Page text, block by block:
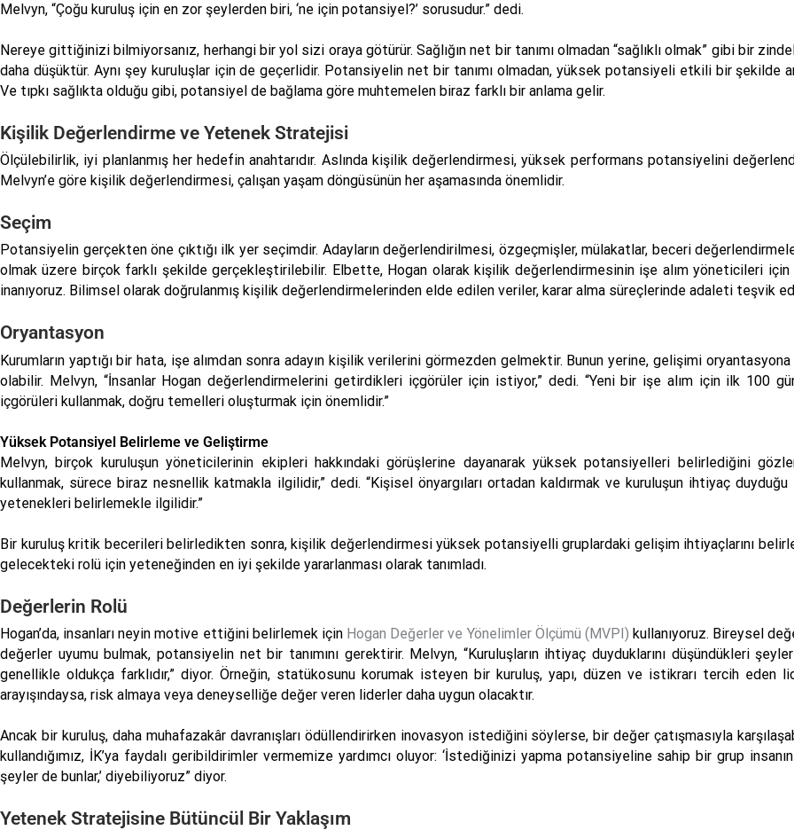
Melvyn, “Çoğu kuruluş için en zor şeylerden biri, ‘ne için potansiyel?’ sorusudur.” dedi.
Nereye gittiğinizi bilmiyorsanız, herhangi bir yol sizi oraya götürür. Sağlığın net bir tanımı olmadan “sağlıklı olmak” gibi bir
daha düşüktür. Aynı şey kuruluşlar için de geçerlidir. Potansiyelin net bir tanımı olmadan, yüksek potansiyeli etkili bir şekilde
Ve tıpkı sağlıkta olduğu gibi, potansiyel de bağlama göre muhtemelen biraz farklı bir anlama gelir.
Kişilik Değerlendirme ve Yetenek Stratejisi
Ölçülebilirlik, iyi planlanmış her hedefin anahtarıdır. Aslında kişilik değerlendirmesi, yüksek performans potansiyelini
Melvyn’e göre kişilik değerlendirmesi, çalışan yaşam döngüsünün her aşamasında önemlidir.
Seçim
Potansiyelin gerçekten öne çıktığı ilk yer seçimdir. Adayların değerlendirilmesi, özgeçmişler, mülakatlar, beceri
olmak üzere birçok farklı şekilde gerçekleştirilebilir. Elbette, Hogan olarak kişilik değerlendirmesinin işe alım yöneticileri için
inanıyoruz. Bilimsel olarak doğrulanmış kişilik değerlendirmelerinden elde edilen veriler, karar alma süreçlerinde adaleti teşvik
Oryantasyon
Kurumların yaptığı bir hata, işe alımdan sonra adayın kişilik verilerini görmezden gelmektir. Bunun yerine, gelişimi
olabilir. Melvyn, “İnsanlar Hogan değerlendirmelerini getirdikleri içgörüler için istiyor,” dedi. “Yeni bir işe alım için ilk 100
içgörüleri kullanmak, doğru temelleri oluşturmak için önemlidir.”
Yüksek Potansiyel Belirleme ve Geliştirme
Melvyn, birçok kuruluşun yöneticilerinin ekipleri hakkındaki görüşlerine dayanarak yüksek potansiyelleri belirlediğini
kullanmak, sürece biraz nesnellik katmakla ilgilidir,” dedi. “Kişisel önyargıları ortadan kaldırmak ve kuruluşun ihtiyaç
yetenekleri belirlemekle ilgilidir.”
Bir kuruluş kritik becerileri belirledikten sonra, kişilik değerlendirmesi yüksek potansiyelli gruplardaki gelişim ihtiyaçlarını
gelecekteki rolü için yeteneğinden en iyi şekilde yararlanması olarak tanımladı.
Değerlerin Rolü
Hogan’da, insanları neyin motive ettiğini belirlemek için Hogan Değerler ve Yönelimler Ölçümü (MVPI) kullanıyoruz. Bireysel
değerler uyumu bulmak, potansiyelin net bir tanımını gerektirir. Melvyn, “Kuruluşların ihtiyaç duyduklarını düşündükleri
genellikle oldukça farklıdır,” diyor. Örneğin, statükosunu korumak isteyen bir kuruluş, yapı, düzen ve istikrarı tercih eden
arayışındaysa, risk almaya veya deneyselliğe değer veren liderler daha uygun olacaktır.
Ancak bir kuruluş, daha muhafazakâr davranışları ödüllendirirken inovasyon istediğini söylerse, bir değer çatışmasıyla
kullandığımız, İK’ya faydalı geribildirimler vermemize yardımcı oluyor: ‘İstediğinizi yapma potansiyeline sahip bir grup
şeyler de bunlar,’ diyebiliyoruz” diyor.
Yetenek Stratejisine Bütüncül Bir Yaklaşım